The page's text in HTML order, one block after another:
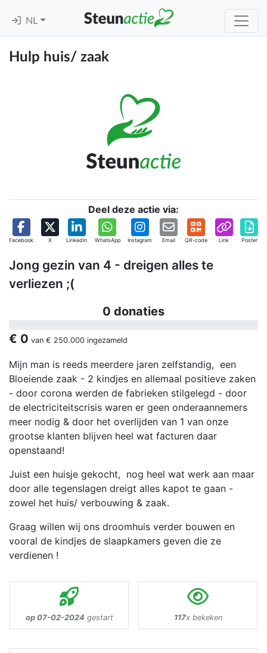
NL
Hulp huis/ zaak
Deel deze actie via:
Facebook X Linkedin WhatsApp Instagram Email QR-code Link Poster
Jong gezin van 4 - dreigen alles te
verliezen ;(
0 donaties
€ 0 van € 250.000 ingezameld
Mijn man is reeds meerdere jaren zelfstandig, een
Bloeiende zaak - 2 kindjes en allemaal positieve zaken
- door corona werden de fabrieken stilgelegd - door
de electriciteitscrisis waren er geen onderaannemers
meer nodig & door het overlijden van 1 van onze
grootse klanten blijven heel wat facturen daar
openstaand!
Juist een huisje gekocht, nog heel wat werk aan maar
door alle tegenslagen dreigt alles kapot te gaan -
zowel het huis/ verbouwing & zaak.
Graag willen wij ons droomhuis verder bouwen en
vooral de kindjes de slaapkamers geven die ze
verdienen !
op 07-02-2024 gestart 117x bekeken